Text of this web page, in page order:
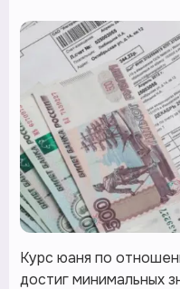
Курс юаня по
достиг минимальных